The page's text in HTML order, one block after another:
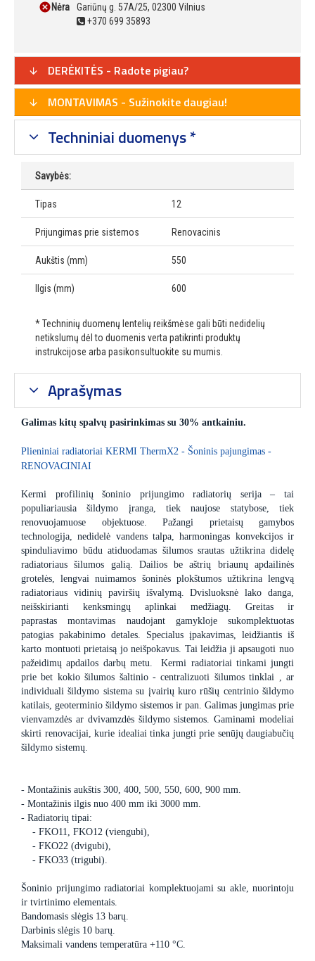
Nėra
Gariūnų g. 57A/25, 02300 Vilnius
+370 699 35893
DERĖKITĖS - Radote pigiau?
MONTAVIMAS - Sužinokite daugiau!
Techniniai duomenys *
Savybės:
Tipas 12
Prijungimas prie sistemos Renovacinis
Aukštis (mm) 550
Ilgis (mm) 600
* Techninių duomenų lentelių reikšmėse gali būti nedidelių
netikslumų dėl to duomenis verta patikrinti produktų
instrukcijose arba pasikonsultuokite su mumis.
Aprašymas
Galimas kitų spalvų pasirinkimas su 30% antkainiu.
Plieniniai radiatoriai KERMI ThermX2 - Šoninis pajungimas -
RENOVACINIAI
Kermi profilinių šoninio prijungimo radiatorių serija – tai
populiariausia šildymo įranga, tiek naujose statybose, tiek
renovuojamuose objektuose. Pažangi prietaisų gamybos
technologija, nedidelė vandens talpa, harmoningas konvekcijos ir
spinduliavimo būdu atiduodamas šilumos srautas užtikrina didelę
radiatoriaus šilumos galią. Dailios be aštrių briaunų apdailinės
grotelės, lengvai nuimamos šoninės plokštumos užtikrina lengvą
radiatoriaus vidinių paviršių išvalymą. Dvisluoksnė lako danga,
neišskirianti kenksmingų aplinkai medžiagų. Greitas ir
paprastas montavimas naudojant gamykloje sukomplektuotas
patogias pakabinimo detales. Specialus įpakavimas, leidžiantis iš
karto montuoti prietaisą jo neišpokavus. Tai leidžia ji apsaugoti nuo
pažeidimų apdailos darbų metu. Kermi radiatoriai tinkami jungti
prie bet kokio šilumos šaltinio - centralizuoti šilumos tinklai , ar
individuali šildymo sistema su įvairių kuro rūšių centrinio šildymo
katilais, geoterminio šildymo sistemos ir pan. Galimas jungimas prie
vienvamzdės ar dvivamzdės šildymo sistemos. Gaminami modeliai
skirti renovacijai, kurie idealiai tinka jungti prie senūjų daugiabučių
šildymo sistemų.
- Montažinis aukštis 300, 400, 500, 550, 600, 900 mm.
- Montažinis ilgis nuo 400 mm iki 3000 mm.
- Radiatorių tipai:
- FKO11, FKO12 (viengubi),
- FKO22 (dvigubi),
- FKO33 (trigubi).
Šoninio prijungimo radiatoriai komplektuojami su akle, nuorintoju
ir tvirtinimo elementais.
Bandomasis slėgis 13 barų.
Darbinis slėgis 10 barų.
Maksimali vandens temperatūra +110 °C.